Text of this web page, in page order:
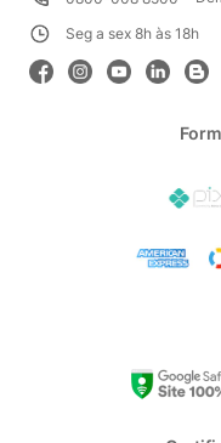
Seg a sex 8h às 18h